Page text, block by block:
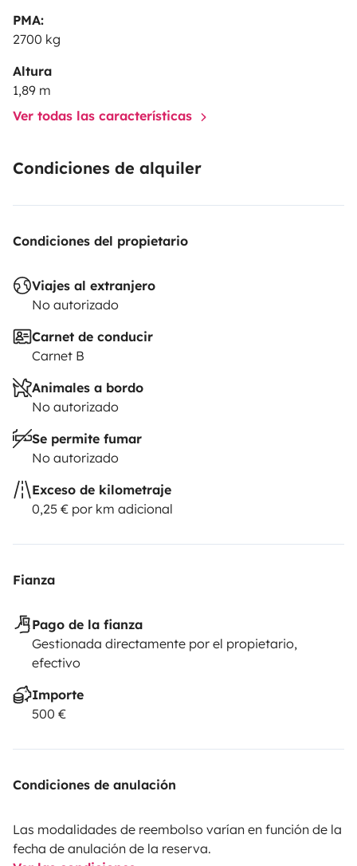
PMA:
2700 kg
Altura
1,89 m
Ver todas las características
Condiciones de alquiler
Condiciones del propietario
Viajes al extranjero
No autorizado
Carnet de conducir
Carnet B
Animales a bordo
No autorizado
Se permite fumar
No autorizado
Exceso de kilometraje
0,25 € por km adicional
Fianza
Pago de la fianza
Gestionada directamente por el propietario,
efectivo
Importe
500 €
Condiciones de anulación
Las modalidades de reembolso varían en función de la
fecha de anulación de la reserva.